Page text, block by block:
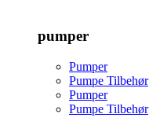
pumper
Pumper
Pumpe Tilbehør
Pumper
Pumpe Tilbehør